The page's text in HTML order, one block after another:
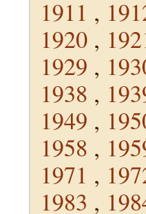
1911 ,
1920 ,
1929 ,
1938 ,
1949 ,
1958 ,
1971 ,
1983 ,